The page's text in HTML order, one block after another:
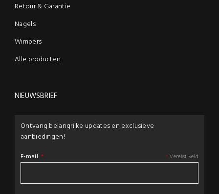
Retour & Garantie
Nagels
Wimpers
Alle producten
NIEUWSBRIEF
Ontvang belangrijke updates en exclusieve
aanbiedingen!
* Vereist veld
E-mail:*